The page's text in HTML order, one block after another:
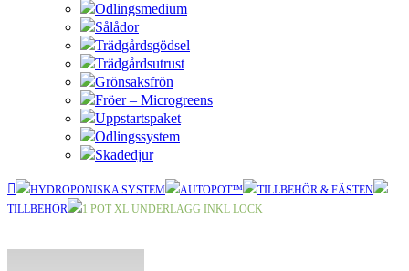
Odlingsmedium
Sålådor
Trädgårdsgödsel
Trädgårdsutrust
Grönsaksfrön
Fröer – Microgreens
Uppstartspaket
Odlingssystem
Skadedjur
HYDROPONISKA SYSTEM AUTOPOT™
TILLBEHÖR & FÄSTEN
TILLBEHÖR
1 POT XL UNDERLÄGG INKL LOCK